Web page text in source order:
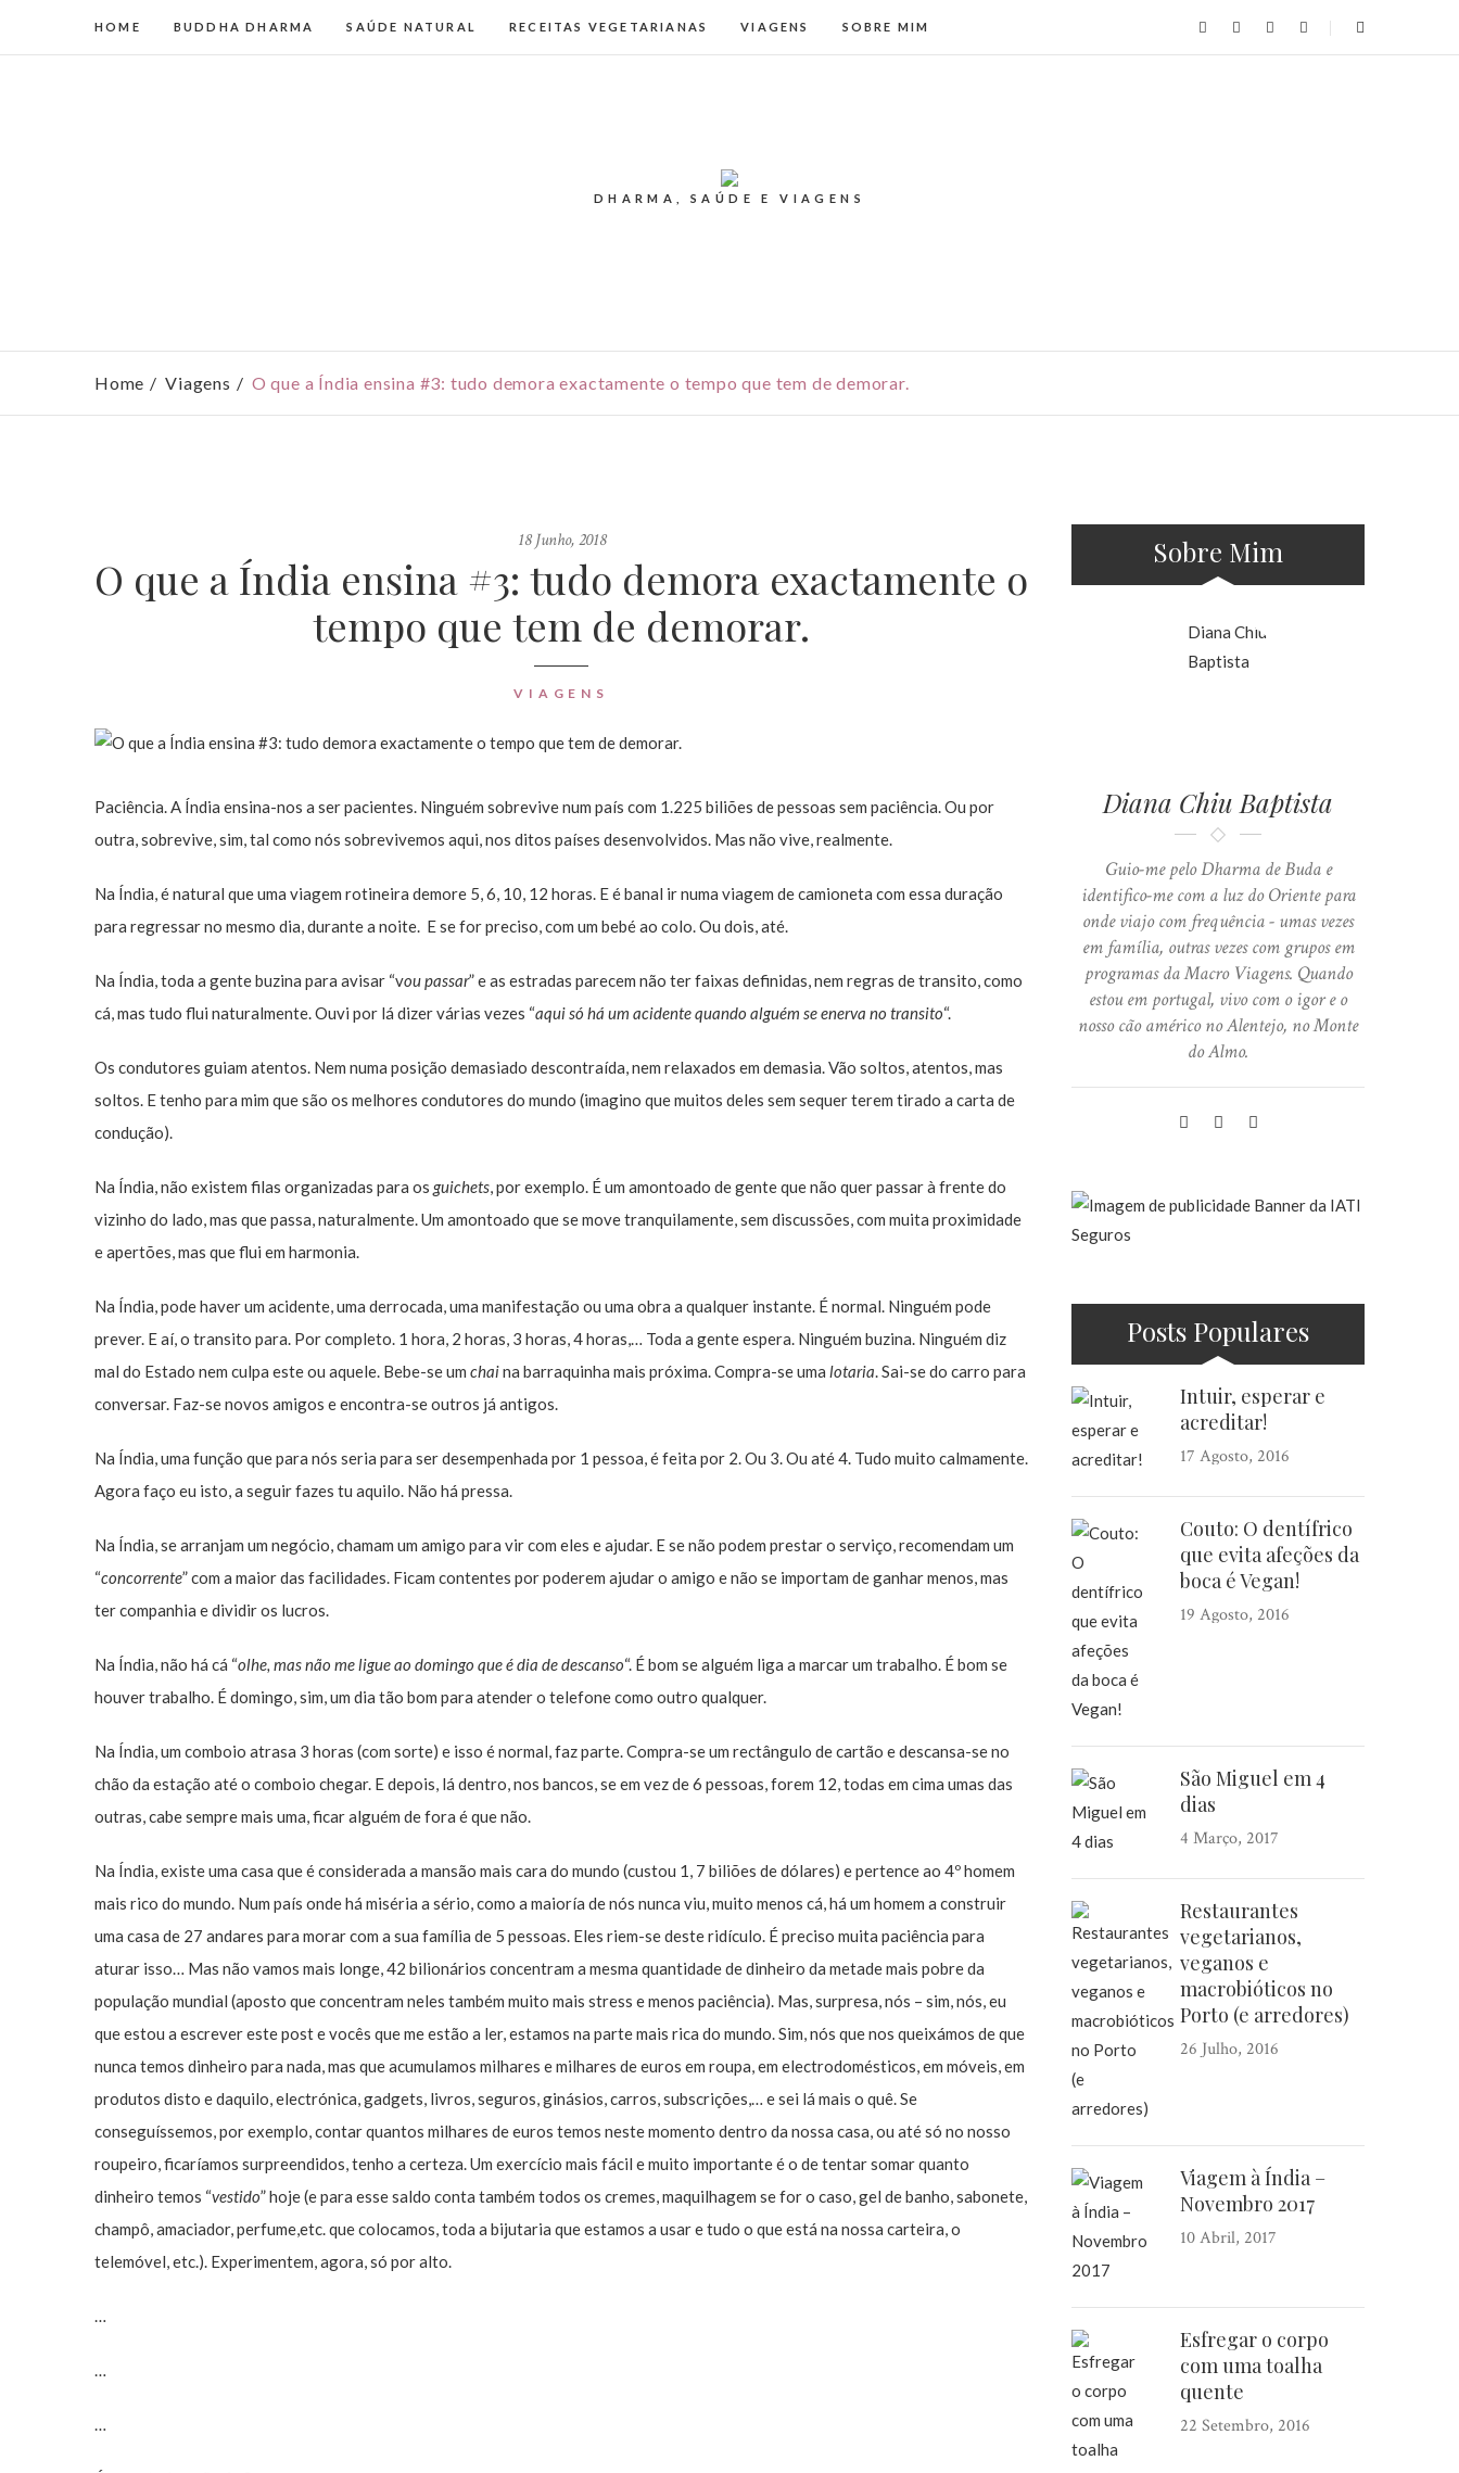
HOME BUDDHA DHARMA SAÚDE NATURAL RECEITAS VEGETARIANAS VIAGENS SOBRE MIM
DHARMA, SAÚDE E VIAGENS
Home Viagens O que a Índia ensina #3: tudo demora exactamente o tempo que tem de demorar.
18 Junho, 2018
O que a Índia ensina #3: tudo demora exactamente o
tempo que tem de demorar.
VIAGENS
Paciência. A Índia ensina-nos a ser pacientes. Ninguém sobrevive num país com 1.225 biliões de pessoas sem paciência. Ou por
outra, sobrevive, sim, tal como nós sobrevivemos aqui, nos ditos países desenvolvidos. Mas não vive, realmente.
Na Índia, é natural que uma viagem rotineira demore 5, 6, 10, 12 horas. E é banal ir numa viagem de camioneta com essa duração
para regressar no mesmo dia, durante a noite. E se for preciso, com um bebé ao colo. Ou dois, até.
Na Índia, toda a gente buzina para avisar “vou passar” e as estradas parecem não ter faixas definidas, nem regras de transito, como
cá, mas tudo flui naturalmente. Ouvi por lá dizer várias vezes “aqui só há um acidente quando alguém se enerva no transito“.
Os condutores guiam atentos. Nem numa posição demasiado descontraída, nem relaxados em demasia. Vão soltos, atentos, mas
soltos. E tenho para mim que são os melhores condutores do mundo (imagino que muitos deles sem sequer terem tirado a carta de
condução).
Na Índia, não existem filas organizadas para os guichets, por exemplo. É um amontoado de gente que não quer passar à frente do
vizinho do lado, mas que passa, naturalmente. Um amontoado que se move tranquilamente, sem discussões, com muita proximidade
e apertões, mas que flui em harmonia.
Na Índia, pode haver um acidente, uma derrocada, uma manifestação ou uma obra a qualquer instante. É normal. Ninguém pode
prever. E aí, o transito para. Por completo. 1 hora, 2 horas, 3 horas, 4 horas,… Toda a gente espera. Ninguém buzina. Ninguém diz
mal do Estado nem culpa este ou aquele. Bebe-se um chaina barraquinha mais próxima. Compra-se uma lotaria. Sai-se do carro para
conversar. Faz-se novos amigos e encontra-se outros já antigos.
Na Índia, uma função que para nós seria para ser desempenhada por 1 pessoa, é feita por 2. Ou 3. Ou até 4. Tudo muito calmamente.
Agora faço eu isto, a seguir fazes tu aquilo. Não há pressa.
Na Índia, se arranjam um negócio, chamam um amigo para vir com eles e ajudar. E se não podem prestar o serviço, recomendam um
“concorrente” com a maior das facilidades. Ficam contentes por poderem ajudar o amigo e não se importam de ganhar menos, mas
ter companhia e dividir os lucros.
Na Índia, não há cá “olhe, mas não me ligue ao domingo que é dia de descanso“. É bom se alguém liga a marcar um trabalho. É bom se
houver trabalho. É domingo, sim, um dia tão bom para atender o telefone como outro qualquer.
Na Índia, um comboio atrasa 3 horas (com sorte) e isso é normal, faz parte. Compra-se um rectângulo de cartão e descansa-se no
chão da estação até o comboio chegar. E depois, lá dentro, nos bancos, se em vez de 6 pessoas, forem 12, todas em cima umas das
outras, cabe sempre mais uma, ficar alguém de fora é que não.
Na Índia, existe uma casa que é considerada a mansão mais cara do mundo (custou 1, 7 biliões de dólares) e pertence ao 4º homem
mais rico do mundo. Num país onde há miséria a sério, como a maioría de nós nunca viu, muito menos cá, há um homem a construir
uma casa de 27 andares para morar com a sua família de 5 pessoas. Eles riem-se deste ridículo. É preciso muita paciência para
aturar isso… Mas não vamos mais longe, 42 bilionários concentram a mesma quantidade de dinheiro da metade mais pobre da
população mundial (aposto que concentram neles também muito mais stress e menos paciência). Mas, surpresa, nós – sim, nós, eu
que estou a escrever este post e vocês que me estão a ler, estamos na parte mais rica do mundo. Sim, nós que nos queixámos de que
nunca temos dinheiro para nada, mas que acumulamos milhares e milhares de euros em roupa, em electrodomésticos, em móveis, em
produtos disto e daquilo, electrónica, gadgets, livros, seguros, ginásios, carros, subscrições,… e sei lá mais o quê. Se
conseguíssemos, por exemplo, contar quantos milhares de euros temos neste momento dentro da nossa casa, ou até só no nosso
roupeiro, ficaríamos surpreendidos, tenho a certeza. Um exercício mais fácil e muito importante é o de tentar somar quanto
dinheiro temos “vestido” hoje (e para esse saldo conta também todos os cremes, maquilhagem se for o caso, gel de banho, sabonete,
champô, amaciador, perfume,etc. que colocamos, toda a bijutaria que estamos a usar e tudo o que está na nossa carteira, o
telemóvel, etc.). Experimentem, agora, só por alto.
…
…
…
Sobre Mim
Diana Chiu Baptista
Guio-me pelo Dharma de Buda e
identifico-me com a luz do Oriente para
onde viajo com frequência - umas vezes
em família, outras vezes com grupos em
programas da Macro Viagens. Quando
estou em portugal, vivo com o igor e o
nosso cão américo no Alentejo, no Monte
do Almo.
Posts Populares
Intuir, esperar e
acreditar!
17 Agosto, 2016
Couto: O dentífrico
que evita afeções da
boca é Vegan!
19 Agosto, 2016
São Miguel em 4
dias
4 Março, 2017
Restaurantes
vegetarianos,
veganos e
macrobióticos no
Porto (e arredores)
26 Julho, 2016
Viagem à Índia –
Novembro 2017
10 Abril, 2017
Esfregar o corpo
com uma toalha
quente
22 Setembro, 2016